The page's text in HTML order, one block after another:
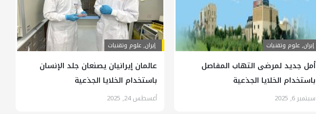
إيران,علوم وتقنيات
أمل جديد لمرضى التهاب المفاصل
باستخدام الخلايا الجذعية
سبتمبر 6, 2025
إيران,علوم وتقنيات
عالمان إيرانيان يصنعان جلد الإنسان
باستخدام الخلايا الجذعية
أغسطس 24, 2025